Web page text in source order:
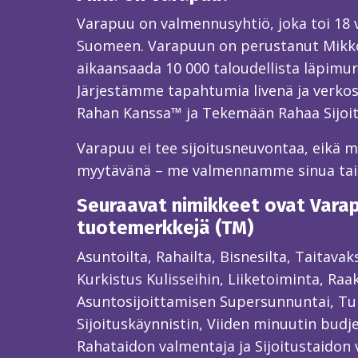
Varapuu on valmennusyhtiö, joka toi
Suomeen. Varapuun on perustanut
aikaansaada 10 000 taloudellista
Järjestämme tapahtumia livenä ja
Rahan Kanssa™ ja Tekemään Rahaa
Varapuu ei tee sijoitusneuvontaa, eikä
myytävänä – me valmennamme sinua
Seuraavat nimikkeet ovat
tuotemerkkejä (TM)
Asuntoilta, Rahailta, Bisnesilta,
Kurkistus Kulisseihin, Liiketoiminta,
Asuntosijoittamisen Supersunnuntai,
Sijoituskäynnistin, Viiden minuutin
Rahataidon valmentaja ja Sijoitustaidon